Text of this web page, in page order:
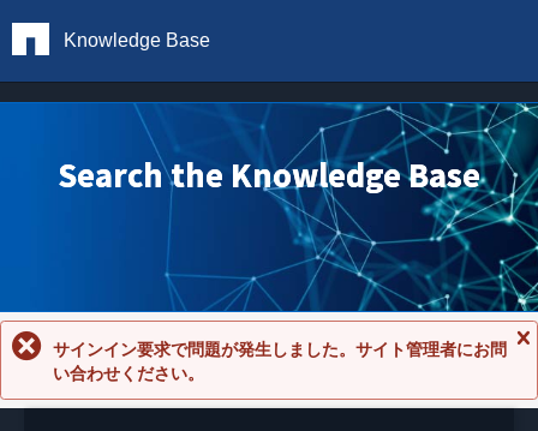
Knowledge Base
Search the Knowledge Base
セ
サインイン要求で問題が発生しました。サイト管理者にお問
い合わせください。